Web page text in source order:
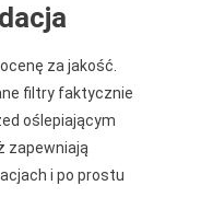
za jakość.
filtry faktycznie
oślepiającym
zapewniają
i po prostu